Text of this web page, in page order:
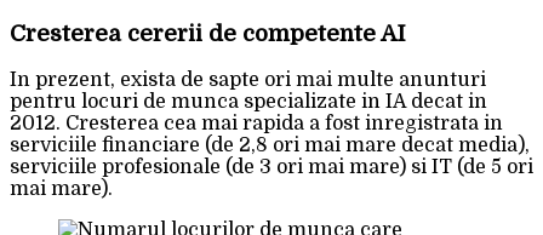
Cresterea cererii de competente AI
In prezent, exista de sapte ori mai multe anunturi
pentru locuri de munca specializate in IA decat in
2012. Cresterea cea mai rapida a fost inregistrata in
serviciile financiare (de 2,8 ori mai mare decat media),
serviciile profesionale (de 3 ori mai mare) si IT (de 5 ori
mai mare).